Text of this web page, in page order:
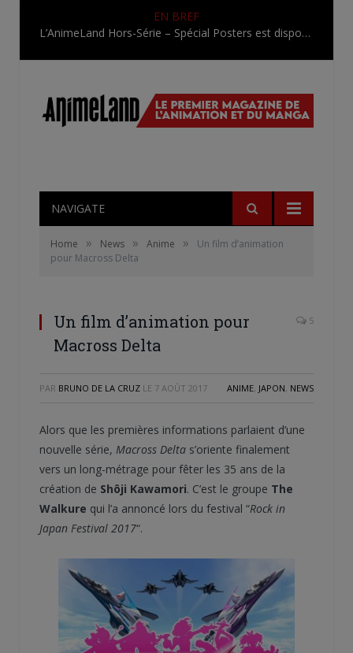
EN BREF
L’AnimeLand Hors-Série – Spécial Posters est disponible !
NAVIGATE
Home » News » Anime »
Un film d’animation
pour Macross Delta
Un film d’animation pour
Macross Delta
5
PAR BRUNO DE LA CRUZ LE 7 AOÛT 2017 ANIME, JAPON, NEWS
Alors que les premières informations parlaient d’une
nouvelle série, Macross Delta s’oriente finalement
vers un long-métrage pour fêter les 35 ans de la
création de Shôji Kawamori. C’est le groupe The
Walkure qui l’a annoncé lors du festival “Rock in
Japan Festival 2017“.